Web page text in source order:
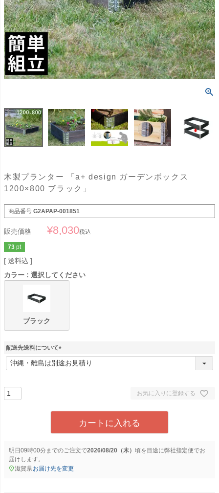
木製プランター 「a+ design ガーデンボックス
1200×800 ブラック」
商品番号 G2APAP-001851
販売価格 ¥8,030税込
73 pt
送料込
カラー
選択してください
ブラック
配送先送料について
(
必
お気に入りに登録する
カートに入れる
明日 09時00分までのご注文で2026/08/20（木） に弊社指定便でお
届けします。
滋賀県お届け先を変更